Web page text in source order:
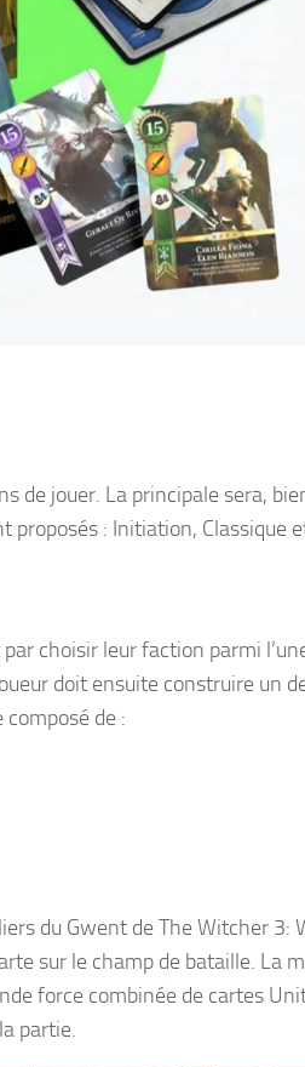
de jouer. La principale sera,
proposés : Initiation, Classique
choisir leur faction parmi
doit ensuite construire un
de :
du Gwent de The Witcher 3:
sur le champ de bataille. La
force combinée de cartes
partie.